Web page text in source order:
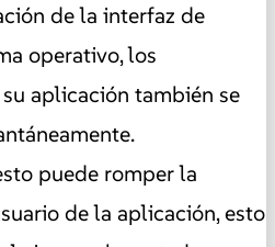
de la interfaz de
operativo, los
aplicación también se
puede romper la
de la aplicación, esto